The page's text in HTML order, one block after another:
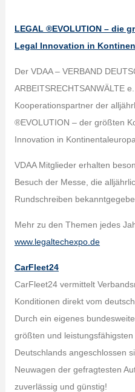
LEGAL ®EVOLUTION – die
Legal Innovation in
Der VDAA – VERBAND
ARBEITSRECHTSANWÄLTE
Kooperationspartner der
®EVOLUTION – der größten
Innovation in
VDAA Mitglieder erhalten
Besuch der Messe, die
Rundschreiben
Mehr zu den Themen jedes
www.legaltechexpo.de
CarFleet24
CarFleet24 vermittelt
Konditionen direkt vom
Durch ein eigenes
größten und
Deutschlands angeschlossen
Neuwagen der gefragtesten
zuverlässig und günstig!